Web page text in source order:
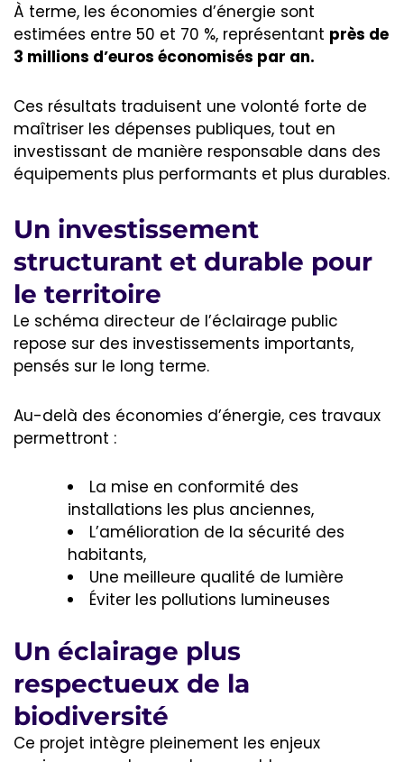
À terme, les économies d’énergie sont
estimées entre 50 et 70 %, représentant près de
3 millions d’euros économisés par an.
Ces résultats traduisent une volonté forte de
maîtriser les dépenses publiques, tout en
investissant de manière responsable dans des
équipements plus performants et plus durables.
Un investissement
structurant et durable pour
le territoire
Le schéma directeur de l’éclairage public
repose sur des investissements importants,
pensés sur le long terme.
Au-delà des économies d’énergie, ces travaux
permettront :
La mise en conformité des
installations les plus anciennes,
L’amélioration de la sécurité des
habitants,
Une meilleure qualité de lumière
Éviter les pollutions lumineuses
Un éclairage plus
respectueux de la
biodiversité
Ce projet intègre pleinement les enjeux